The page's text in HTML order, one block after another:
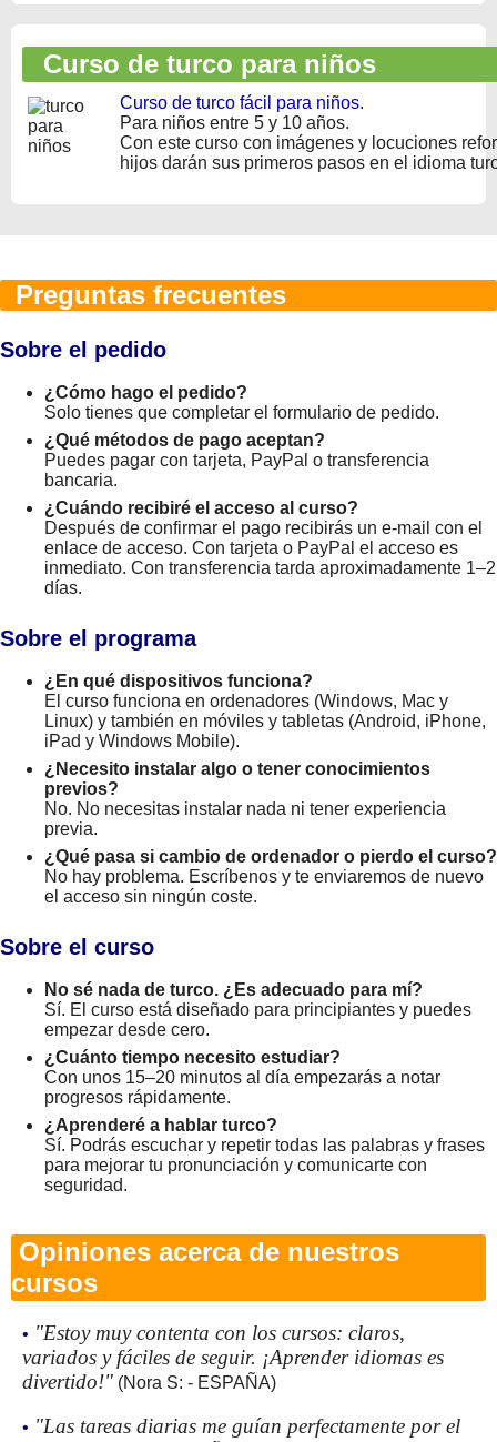
Curso de turco para niños
Curso de turco fácil para niños.
Para niños entre 5 y 10 años.
Con este curso con imágenes y locuciones
hijos darán sus primeros pasos en el idioma
Preguntas frecuentes
Sobre el pedido
¿Cómo hago el pedido?
Solo tienes que completar el formulario de pedido.
¿Qué métodos de pago aceptan?
Puedes pagar con tarjeta, PayPal o transferencia
bancaria.
¿Cuándo recibiré el acceso al curso?
Después de confirmar el pago recibirás un e-mail con el
enlace de acceso. Con tarjeta o PayPal el acceso es
inmediato. Con transferencia tarda aproximadamente 1–2
días.
Sobre el programa
¿En qué dispositivos funciona?
El curso funciona en ordenadores (Windows, Mac y
Linux) y también en móviles y tabletas (Android, iPhone,
iPad y Windows Mobile).
¿Necesito instalar algo o tener conocimientos
previos?
No. No necesitas instalar nada ni tener experiencia
previa.
¿Qué pasa si cambio de ordenador o pierdo el curso?
No hay problema. Escríbenos y te enviaremos de nuevo
el acceso sin ningún coste.
Sobre el curso
No sé nada de turco. ¿Es adecuado para mí?
Sí. El curso está diseñado para principiantes y puedes
empezar desde cero.
¿Cuánto tiempo necesito estudiar?
Con unos 15–20 minutos al día empezarás a notar
progresos rápidamente.
¿Aprenderé a hablar turco?
Sí. Podrás escuchar y repetir todas las palabras y frases
para mejorar tu pronunciación y comunicarte con
seguridad.
Opiniones acerca de nuestros
cursos
• "Estoy muy contenta con los cursos: claros,
variados y fáciles de seguir. ¡Aprender idiomas es
divertido!" (Nora S: - ESPAÑA)
• "Las tareas diarias me guían perfectamente por el